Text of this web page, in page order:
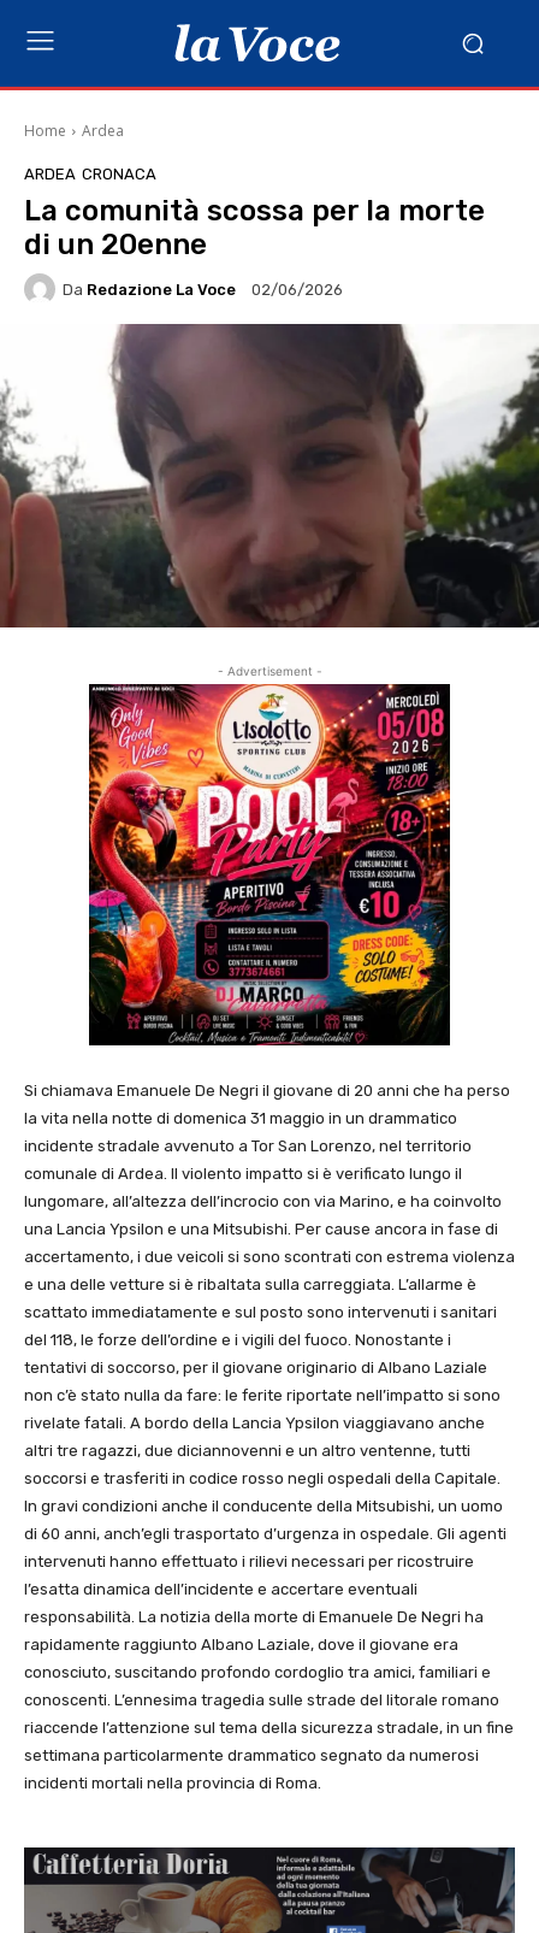
Home Ardea
ARDEA CRONACA
La comunità scossa per la morte
di un 20enne
Da Redazione La Voce 02/06/2026
- Advertisement -
Si chiamava Emanuele De Negri il giovane di 20 anni che ha perso
la vita nella notte di domenica 31 maggio in un drammatico
incidente stradale avvenuto a Tor San Lorenzo, nel territorio
comunale di Ardea. Il violento impatto si è verificato lungo il
lungomare, all’altezza dell’incrocio con via Marino, e ha coinvolto
una Lancia Ypsilon e una Mitsubishi. Per cause ancora in fase di
accertamento, i due veicoli si sono scontrati con estrema violenza
e una delle vetture si è ribaltata sulla carreggiata. L’allarme è
scattato immediatamente e sul posto sono intervenuti i sanitari
del 118, le forze dell’ordine e i vigili del fuoco. Nonostante i
tentativi di soccorso, per il giovane originario di Albano Laziale
non c’è stato nulla da fare: le ferite riportate nell’impatto si sono
rivelate fatali. A bordo della Lancia Ypsilon viaggiavano anche
altri tre ragazzi, due diciannovenni e un altro ventenne, tutti
soccorsi e trasferiti in codice rosso negli ospedali della Capitale.
In gravi condizioni anche il conducente della Mitsubishi, un uomo
di 60 anni, anch’egli trasportato d’urgenza in ospedale. Gli agenti
intervenuti hanno effettuato i rilievi necessari per ricostruire
l’esatta dinamica dell’incidente e accertare eventuali
responsabilità. La notizia della morte di Emanuele De Negri ha
rapidamente raggiunto Albano Laziale, dove il giovane era
conosciuto, suscitando profondo cordoglio tra amici, familiari e
conoscenti. L’ennesima tragedia sulle strade del litorale romano
riaccende l’attenzione sul tema della sicurezza stradale, in un fine
settimana particolarmente drammatico segnato da numerosi
incidenti mortali nella provincia di Roma.